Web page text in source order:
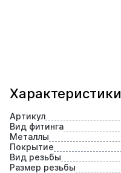
Характеристики
Артикул
Вид фитинга
Металлы
Покрытие
Вид резьбы
Размер резьбы